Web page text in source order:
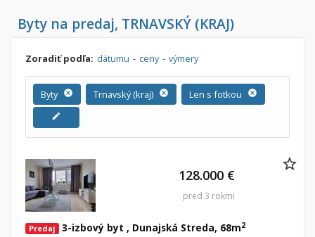
Predaj
Cena
Do:
Lokalita
Trnavský (kraj)
Byt
Garsónky
Vila
Byty na predaj, TRNAVSKÝ (KRAJ)
Zoradiť podľa: dátumu - ceny - výmery
Byty cancel Trnavský (kraj) cancel Len s fotkou cancel
edit
Predaj 3-izbový byt , Dunajská Streda, 68m2
128.000 €
pred 3 rokmi